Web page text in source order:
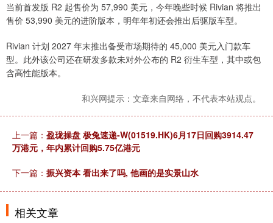
当前首发版 R2 起售价为 57,990 美元，今年晚些时候 Rivian 将推出
售价 53,990 美元的进阶版本，明年年初还会推出后驱版车型。
Rivian 计划 2027 年末推出备受市场期待的 45,000 美元入门款车
型。此外该公司还在研发多款未对外公布的 R2 衍生车型，其中或包
含高性能版本。
和兴网提示：文章来自网络，不代表本站观点。
上一篇： 盈珑操盘 极兔速递-W(01519.HK)6月17日回购3914.47
万港元，年内累计回购5.75亿港元
下一篇： 振兴资本 看出来了吗, 他画的是实景山水
相关文章